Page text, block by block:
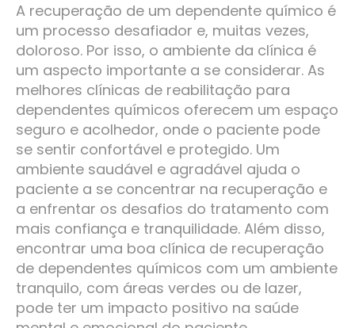
A recuperação de um dependente químico é
um processo desafiador e, muitas vezes,
doloroso. Por isso, o ambiente da clínica é
um aspecto importante a se considerar. As
melhores clínicas de reabilitação para
dependentes químicos oferecem um espaço
seguro e acolhedor, onde o paciente pode
se sentir confortável e protegido. Um
ambiente saudável e agradável ajuda o
paciente a se concentrar na recuperação e
a enfrentar os desafios do tratamento com
mais confiança e tranquilidade. Além disso,
encontrar uma boa clínica de recuperação
de dependentes químicos com um ambiente
tranquilo, com áreas verdes ou de lazer,
pode ter um impacto positivo na saúde